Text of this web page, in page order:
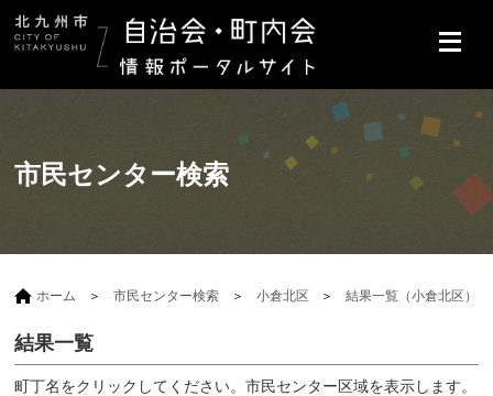
市民センター検索
ホーム 市民センター検索 小倉北区 結果一覧（小倉北区）
結果一覧
町丁名をクリックしてください。市民センター区域を表示します。